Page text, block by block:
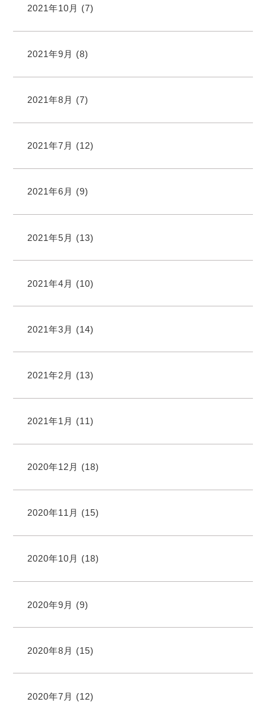
2021年10月 (7)
2021年9月 (8)
2021年8月 (7)
2021年7月 (12)
2021年6月 (9)
2021年5月 (13)
2021年4月 (10)
2021年3月 (14)
2021年2月 (13)
2021年1月 (11)
2020年12月 (18)
2020年11月 (15)
2020年10月 (18)
2020年9月 (9)
2020年8月 (15)
2020年7月 (12)